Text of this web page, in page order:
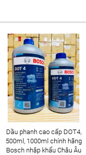
Dầu phanh cao cấp DOT4,
500ml, 1000ml chính hãng
Bosch nhập khẩu Châu Âu